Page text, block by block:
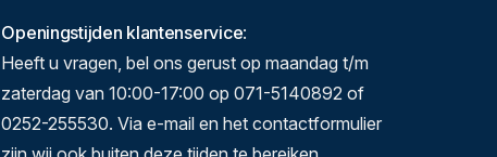
Openingstijden klantenservice:
Heeft u vragen, bel ons gerust op maandag t/m
zaterdag van 10:00-17:00 op 071-5140892 of
0252-255530. Via e-mail en het contactformulier